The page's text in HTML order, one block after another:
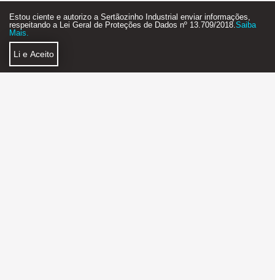
Estou ciente e autorizo a Sertãozinho Industrial enviar informações,
respeitando a Lei Geral de Proteções de Dados nº 13.709/2018. Saiba
Mais.
Li e Aceito